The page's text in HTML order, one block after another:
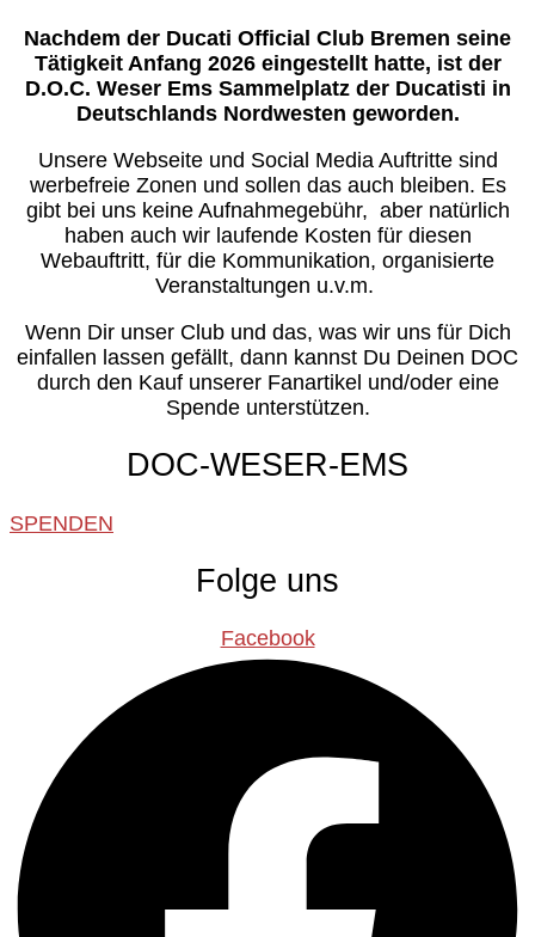
Nachdem der Ducati Official Club Bremen seine
Tätigkeit Anfang 2026 eingestellt hatte, ist der
D.O.C. Weser Ems Sammelplatz der Ducatisti in
Deutschlands Nordwesten geworden.
Unsere Webseite und Social Media Auftritte sind
werbefreie Zonen und sollen das auch bleiben. Es
gibt bei uns keine Aufnahmegebühr, aber natürlich
haben auch wir laufende Kosten für diesen
Webauftritt, für die Kommunikation, organisierte
Veranstaltungen u.v.m.
Wenn Dir unser Club und das, was wir uns für Dich
einfallen lassen gefällt, dann kannst Du Deinen DOC
durch den Kauf unserer Fanartikel und/oder eine
Spende unterstützen.
DOC-WESER-EMS
SPENDEN
Folge uns
Facebook